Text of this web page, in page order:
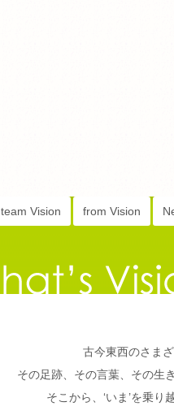
team Vision from Vision
古今東西のさま
その足跡、その言葉、その生
そこから、‘いま’を乗